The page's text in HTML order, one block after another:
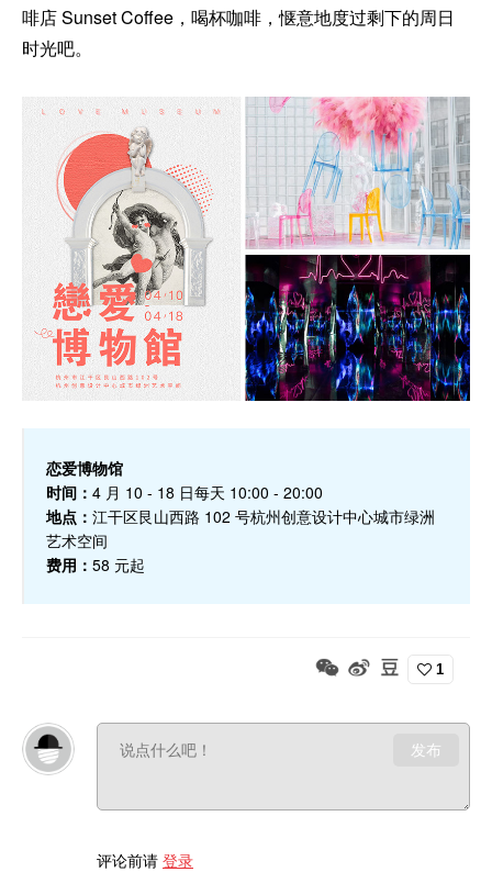
啡店 Sunset Coffee，喝杯咖啡，惬意地度过剩下的周日
时光吧。
恋爱博物馆
时间： 4 月 10 - 18 日每天 10:00 - 20:00
地点： 江干区艮山西路 102 号杭州创意设计中心城市绿洲
艺术空间
费用： 58 元起
1
发布
评论前请 登录